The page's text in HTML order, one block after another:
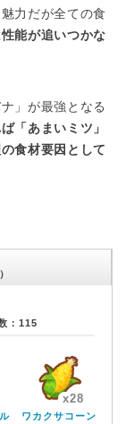
力だが全ての食
能が追いつかな
」が最強となる
「あまいミツ」
食材要因として
：115
x28
ワカクサコーン